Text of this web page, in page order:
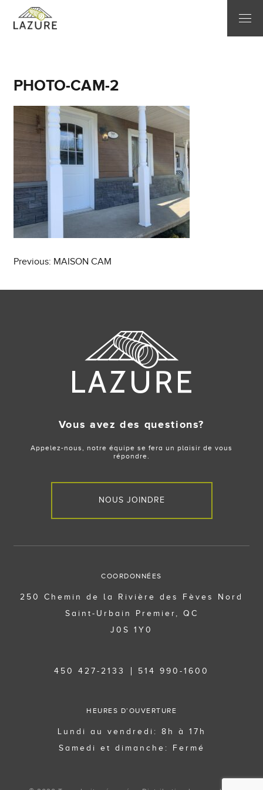
PHOTO-CAM-2
Post
navigation
Previous: MAISON CAM
Vous avez des questions?
Appelez-nous, notre équipe se fera un plaisir de vous
répondre.
NOUS JOINDRE
COORDONNÉES
250 Chemin de la Rivière des Fèves Nord
Saint-Urbain Premier, QC
J0S 1Y0
450 427-2133 514 990-1600
HEURES D’OUVERTURE
Lundi au vendredi: 8h à 17h
Samedi et dimanche: Fermé